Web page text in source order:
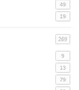
49
19
269
9
13
79